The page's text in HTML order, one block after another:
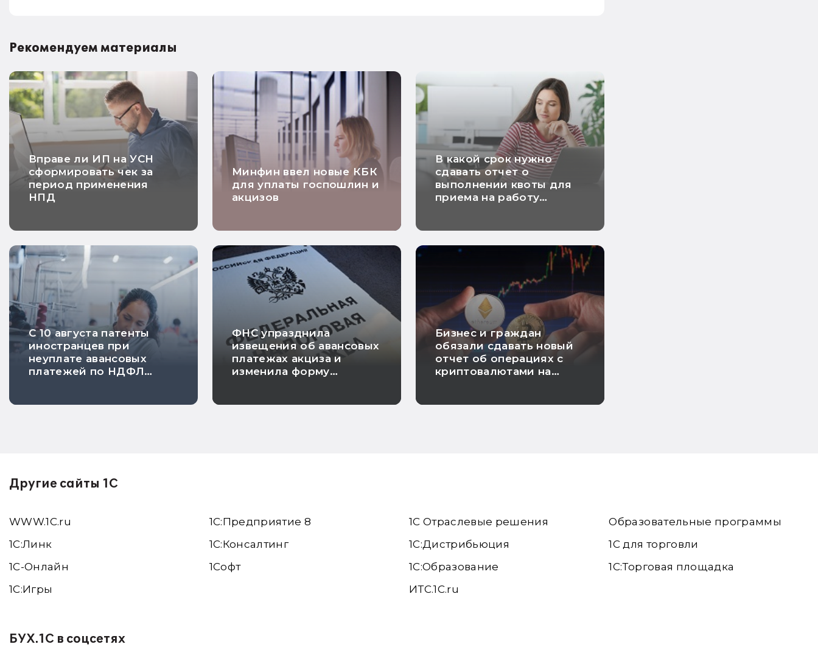
Рекомендуем материалы
Вправе ли ИП на УСН
сформировать чек за
период применения
НПД
Минфин ввел новые КБК
для уплаты госпошлин и
акцизов
В какой срок нужно
сдавать отчет о
выполнении квоты для
приема на работу
С 10 августа патенты
иностранцев при
неуплате авансовых
платежей по НДФЛ
ФНС упразднила
извещения об авансовых
платежах акциза и
изменила форму
Бизнес и граждан
обязали сдавать новый
отчет об операциях с
криптовалютами на
Другие сайты 1С
WWW.1С.ru
1С:Линк
1С-Онлайн
1C:Игры
1С:Предприятие 8
1С:Консалтинг
1Софт
1С Отраслевые решения
1С:Дистрибьюция
1С:Образование
ИТС.1C.ru
Образовательные программы
1С для торговли
1С:Торговая площадка
БУХ.1С в соцсетях